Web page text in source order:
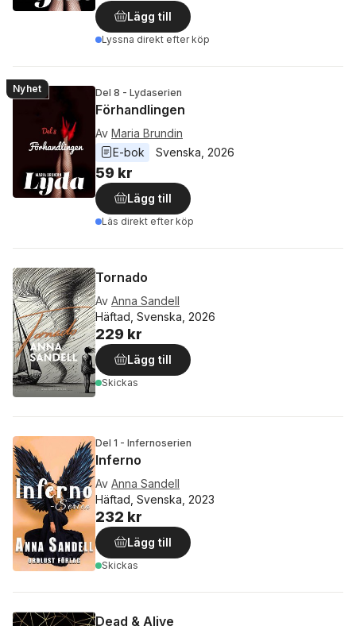
Lägg till
Lyssna direkt efter köp
Nyhet Del 8 - Lydaserien
Förhandlingen
Av Maria Brundin
E-bok
Svenska 2026
59 kr
Lägg till
Läs direkt efter köp
Tornado
Av Anna Sandell
Häftad, Svenska, 2026
229 kr
Lägg till
Skickas
Del 1 - Infernoserien
Inferno
Av Anna Sandell
Häftad, Svenska, 2023
232 kr
Lägg till
Skickas
Dead & Alive